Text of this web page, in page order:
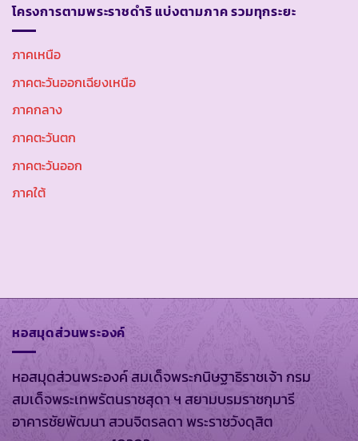
โครงการตามพระราชดำริ แบ่งตามภาค รวมทุกระยะ
ภาคเหนือ
ภาคตะวันออกเฉียงเหนือ
ภาคกลาง
ภาคตะวันตก
ภาคตะวันออก
ภาคใต้
หอสมุดส่วนพระองค์
หอสมุดส่วนพระองค์ สมเด็จพระกนิษฐาธิราชเจ้า กรม
สมเด็จพระเทพรัตนราชสุดา ฯ สยามบรมราชกุมารี
อาคารชัยพัฒนา สวนจิตรลดา พระราชวังดุสิต